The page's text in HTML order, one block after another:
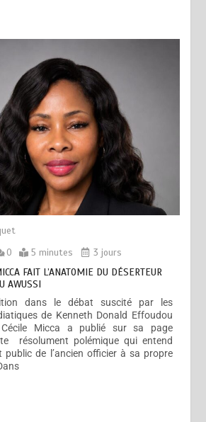
0 5 minutes 3 jours
FAIT L’ANATOMIE DU DÉSERTEUR
AWUSSI
dans le débat suscité par les
de Kenneth Donald Effoudou
Micca a publié sur sa page
résolument polémique qui entend
public de l’ancien officier à sa propre